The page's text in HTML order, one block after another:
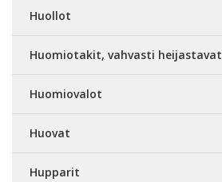
Huollot
Huomiotakit, vahvasti heijastavat
Huomiovalot
Huovat
Hupparit